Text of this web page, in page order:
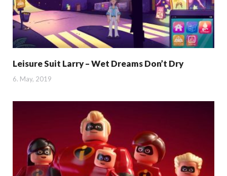
Leisure Suit Larry – Wet Dreams Don’t Dry
6. May, 2019